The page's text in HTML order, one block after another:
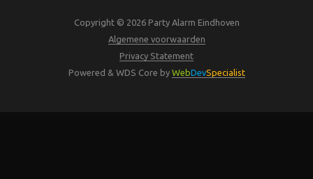
Copyright © 2026 Party Alarm Eindhoven
Algemene voorwaarden
Privacy Statement
Powered & WDS Core by WebDevSpecialist